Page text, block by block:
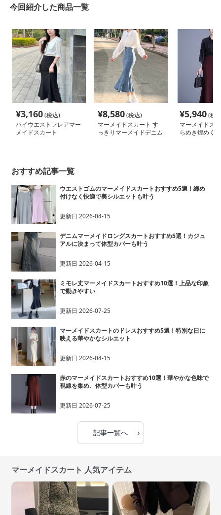
今回紹介した商品一覧
¥3,160(税込)
ハイウエストフレアマー
メイドスカート
¥8,580(税込)
マーメイドスカート す
っきりマーメイドデニム
¥5,940(税
マーメイドス
らめき煌めく
おすすめ記事一覧
ウエストゴムのマーメイドスカートおすすめ5選！締め
付けなく快適で美シルエットも叶う
更新日 2026-04-15
デニムマーメイドロングスカートおすすめ5選！カジュ
アルに決まって体型カバーも叶う
更新日 2026-04-15
ミモレ丈マーメイドスカートおすすめ10選！上品な印象
で動きやすい
更新日 2026-07-25
マーメイドスカートのドレスおすすめ5選！特別な日に
映える華やかなシルエット
更新日 2026-04-15
赤のマーメイドスカートおすすめ10選！華やかな色味で
視線を集め、体型カバーも叶う
更新日 2026-07-25
記事一覧へ ›
マーメイドスカート 人気アイテム